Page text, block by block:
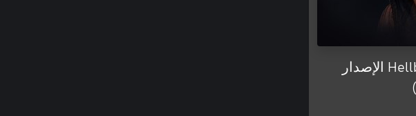
Hellblade II: Senua's Saga الإصدار